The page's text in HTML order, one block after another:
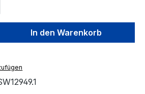
Gib den
In den Warenkorb